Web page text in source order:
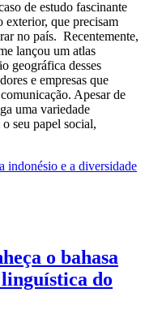
de estudo fascinante
exterior, que precisam
no país. Recentemente,
lançou um atlas
geográfica desses
e empresas que
Apesar de
uma variedade
seu papel social,
o bahasa
do